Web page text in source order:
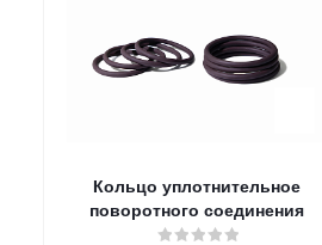
Кольцо уплотнительное
поворотного соединения